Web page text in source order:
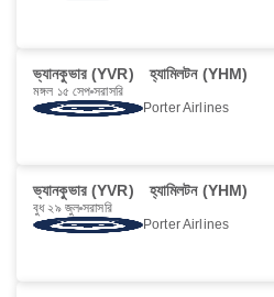
ভ্যানকুভার (YVR) হ্যামিলটন (YHM)
মঙ্গল ১৫ সেপ সরাসরি
Porter Airlines
ভ্যানকুভার (YVR) হ্যামিলটন (YHM)
বুধ ২৯ জুল সরাসরি
Porter Airlines